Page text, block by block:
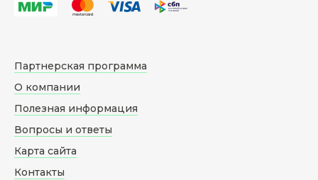
Партнерская программа
О компании
Полезная информация
Вопросы и ответы
Карта сайта
Контакты